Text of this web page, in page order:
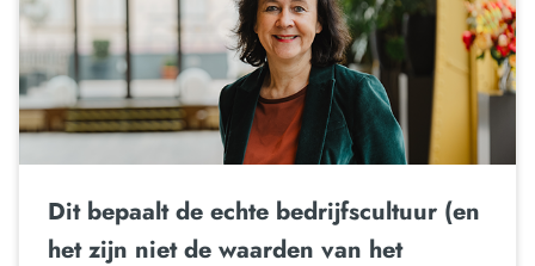
Dit bepaalt de echte bedrijfscultuur (en
het zijn niet de waarden van het